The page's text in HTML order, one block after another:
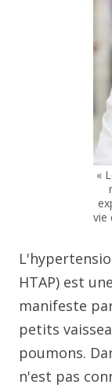
«
vie
HTAP) est
manifeste
petits
poumons.
n'est pas